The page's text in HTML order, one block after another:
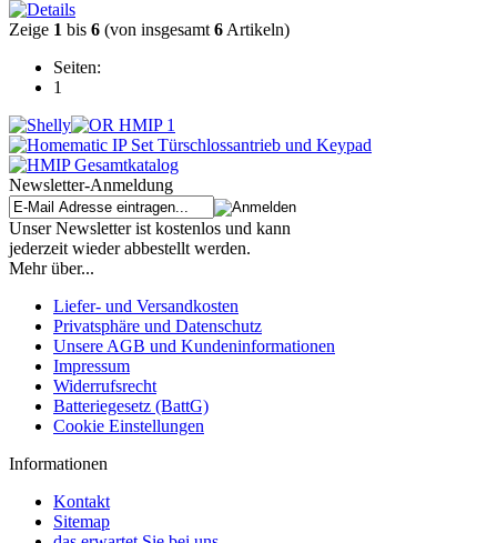
Zeige 1 bis 6 (von insgesamt 6 Artikeln)
Seiten:
1
Newsletter-Anmeldung
Unser Newsletter ist kostenlos und kann
jederzeit wieder abbestellt werden.
Mehr über...
Liefer- und Versandkosten
Privatsphäre und Datenschutz
Unsere AGB und Kundeninformationen
Impressum
Widerrufsrecht
Batteriegesetz (BattG)
Cookie Einstellungen
Informationen
Kontakt
Sitemap